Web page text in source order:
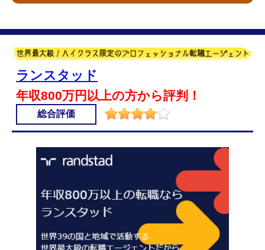
ランスタッド
年収800万円以上の方から評判！
総合評価